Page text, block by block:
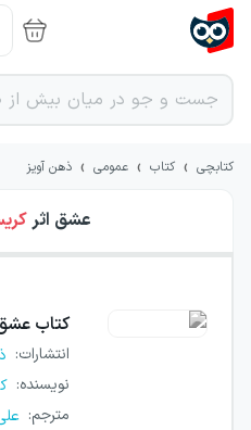
کتابچی › کتاب › عمومی › ذهن آویز
عشق اثر
کتاب
انتشارات:
نویسنده:
مترجم: